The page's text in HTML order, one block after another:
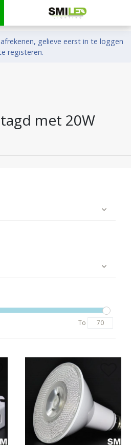
gelieve eerst in te loggen
registeren.
met 20W
To